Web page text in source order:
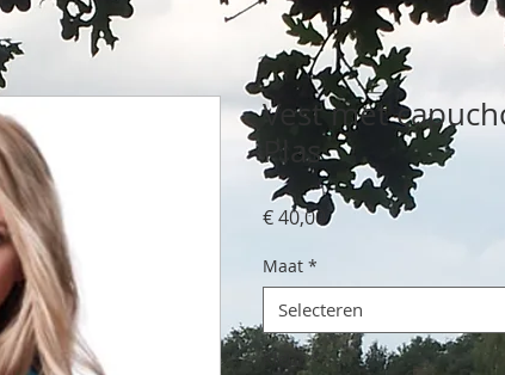
Vest met
Plas
€ 40,00Prijs
Maat *
Selecteren
Kleur *